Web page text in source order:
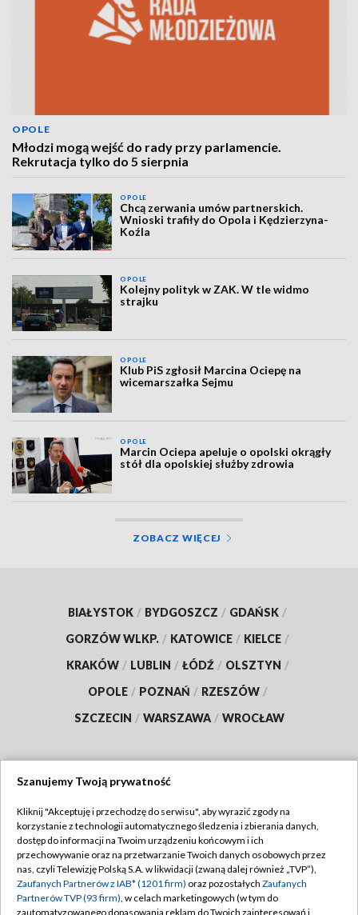
OPOLE
Młodzi mogą wejść do rady przy parlamencie.
Rekrutacja tylko do 5 sierpnia
OPOLE
Chcą zerwania umów partnerskich.
Wnioski trafiły do Opola i Kędzierzyna-
Koźla
OPOLE
Kolejny polityk w ZAK. W tle widmo
strajku
OPOLE
Klub PiS zgłosił Marcina Ociepę na
wicemarszałka Sejmu
OPOLE
Marcin Ociepa apeluje o opolski okrągły
stół dla opolskiej służby zdrowia
ZOBACZ WIĘCEJ
BIAŁYSTOK / BYDGOSZCZ / GDAŃSK /
GORZÓW WLKP. / KATOWICE / KIELCE /
KRAKÓW / LUBLIN / ŁÓDŹ / OLSZTYN /
OPOLE / POZNAŃ / RZESZÓW /
SZCZECIN / WARSZAWA / WROCŁAW
TVP
Abonament TVP
Emisja w TVP
Centrum informacji TVP
Regulamin TVP
Polityka prywatności
Moje zgody
Szanujemy Twoją prywatność
Kliknij "Akceptuję i przechodzę do serwisu", aby wyrazić zgody na
korzystanie z technologii automatycznego śledzenia i zbierania danych,
dostęp do informacji na Twoim urządzeniu końcowym i ich
przechowywanie oraz na przetwarzanie Twoich danych osobowych przez
nas, czyli Telewizję Polską S.A. w likwidacji (zwaną dalej również „TVP”),
Zaufanych Partnerów z IAB* (1201 firm) oraz pozostałych Zaufanych
Partnerów TVP (93 firm), w celach marketingowych (w tym do
zautomatyzowanego dopasowania reklam do Twoich zainteresowań i